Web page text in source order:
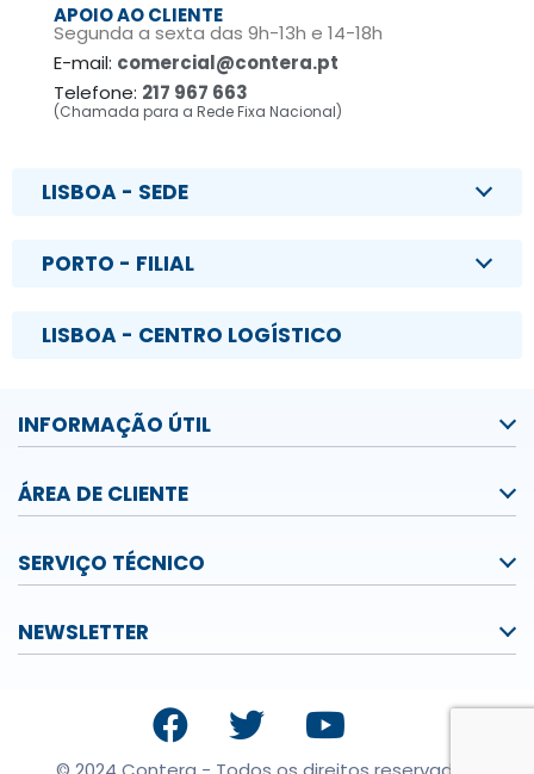
APOIO AO CLIENTE
Segunda a sexta das 9h-13h e 14-18h
E-mail: comercial@contera.pt
Telefone: 217 967 663
(Chamada para a Rede Fixa Nacional)
LISBOA - SEDE
PORTO - FILIAL
LISBOA - CENTRO LOGÍSTICO
INFORMAÇÃO ÚTIL
ÁREA DE CLIENTE
SERVIÇO TÉCNICO
NEWSLETTER